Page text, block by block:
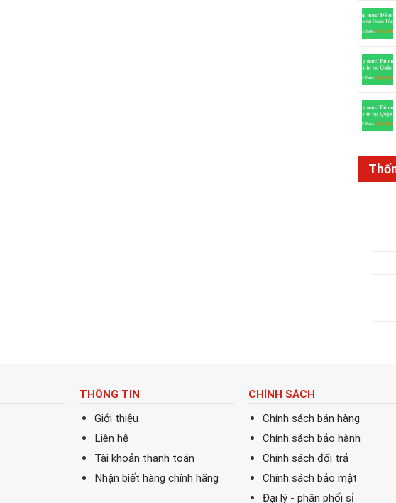
THÔNG TIN
Giới thiệu
Liên hệ
Tài khoản thanh toán
Nhận biết hàng chính hãng
CHÍNH SÁCH
Chính sách bán hàng
Chính sách bảo hành
Chính sách đổi trả
Chính sách bảo mật
Đại lý - phân phối sỉ